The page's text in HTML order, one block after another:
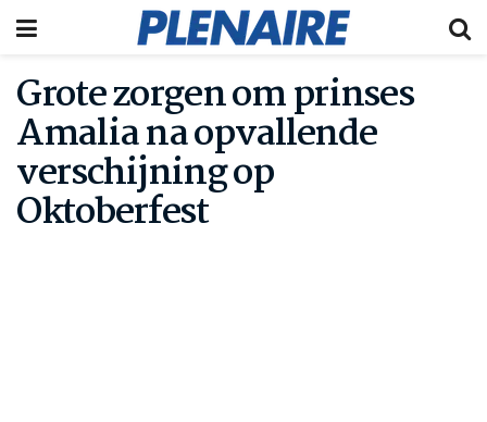
Grote zorgen om prinses
Amalia na opvallende
verschijning op
Oktoberfest